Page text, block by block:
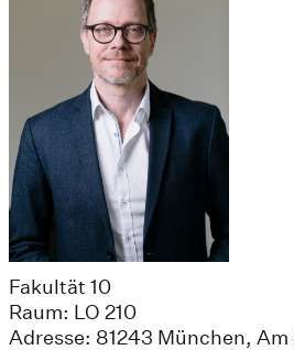
Fakultät 10
Raum: LO 210
Adresse: 81243 München,